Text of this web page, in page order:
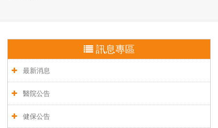
訊息專區
最新消息
醫院公告
健保公告